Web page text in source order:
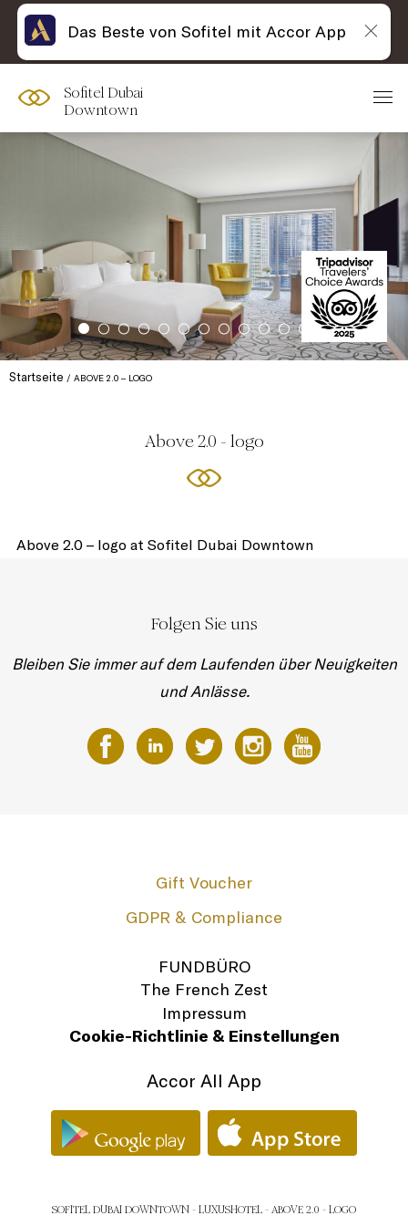
Sofitel Dubai
Downtown
Startseite ABOVE 2.0 – LOGO
Above 2.0 - logo
Above 2.0 – logo at Sofitel Dubai Downtown
Folgen Sie uns
Bleiben Sie immer auf dem Laufenden über Neuigkeiten
und Anlässe.
Gift Voucher
GDPR & Compliance
FUNDBÜRO
The French Zest
Impressum
Cookie-Richtlinie & Einstellungen
Accor All App
SOFITEL DUBAI DOWNTOWN - LUXUSHOTEL - ABOVE 2.0 - LOGO
Das Beste von Sofitel mit Accor App